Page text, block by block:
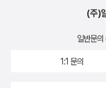
(주)
일반문의
1:1 문의